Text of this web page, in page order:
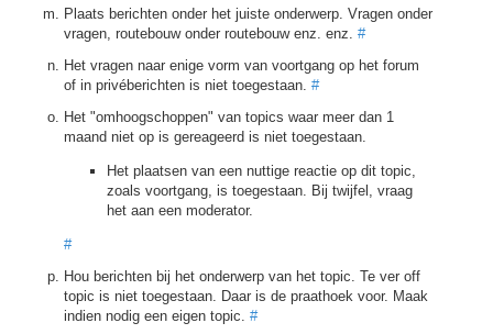
Plaats berichten onder het juiste onderwerp. Vragen onder
vragen, routebouw onder routebouw enz. enz. #
Het vragen naar enige vorm van voortgang op het forum
of in privéberichten is niet toegestaan. #
Het "omhoogschoppen" van topics waar meer dan 1
maand niet op is gereageerd is niet toegestaan.
Het plaatsen van een nuttige reactie op dit topic,
zoals voortgang, is toegestaan. Bij twijfel, vraag
het aan een moderator.
#
Hou berichten bij het onderwerp van het topic. Te ver off
topic is niet toegestaan. Daar is de praathoek voor. Maak
indien nodig een eigen topic. #